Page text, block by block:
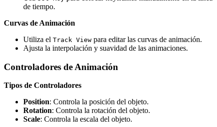
de tiempo.
Curvas de Animación
Utiliza el Track View para editar las curvas de animación.
Ajusta la interpolación y suavidad de las animaciones.
Controladores de Animación
Tipos de Controladores
Position: Controla la posición del objeto.
Rotation: Controla la rotación del objeto.
Scale: Controla la escala del objeto.